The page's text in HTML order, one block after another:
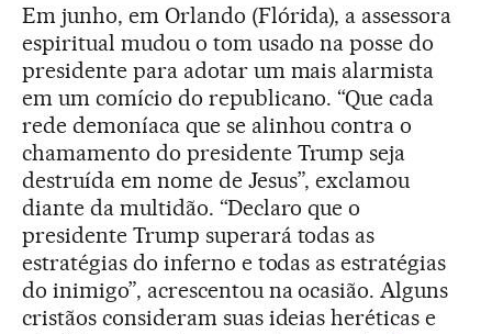
Em junho, em Orlando (Flórida), a assessora
espiritual mudou o tom usado na posse do
presidente para adotar um mais alarmista
em um comício do republicano. “Que cada
rede demoníaca que se alinhou contra o
chamamento do presidente Trump seja
destruída em nome de Jesus”, exclamou
diante da multidão. “Declaro que o
presidente Trump superará todas as
estratégias do inferno e todas as estratégias
do inimigo”, acrescentou na ocasião. Alguns
cristãos consideram suas ideias heréticas e